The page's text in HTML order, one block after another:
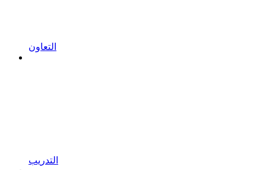
التعاون
التدريب